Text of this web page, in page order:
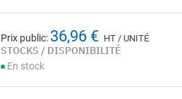
Prix public: 36,96 € HT / UNITÉ
STOCKS / DISPONIBILITÉ
En stock